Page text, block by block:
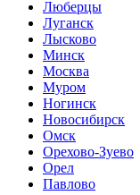
Люберцы
Луганск
Лысково
Минск
Москва
Муром
Ногинск
Новосибирск
Омск
Орехово-Зуево
Орел
Павлово